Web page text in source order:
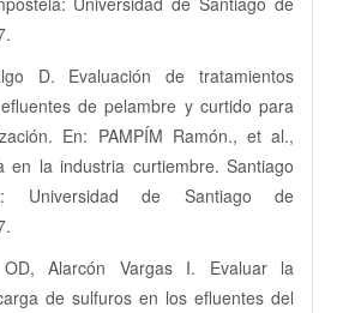
D. Evaluación de tratamientos
de pelambre y curtido para
En: PAMPÍM Ramón., et al.,
en la industria curtiembre. Santiago
Universidad de Santiago de
Alarcón Vargas I. Evaluar la
de sulfuros en los efluentes del